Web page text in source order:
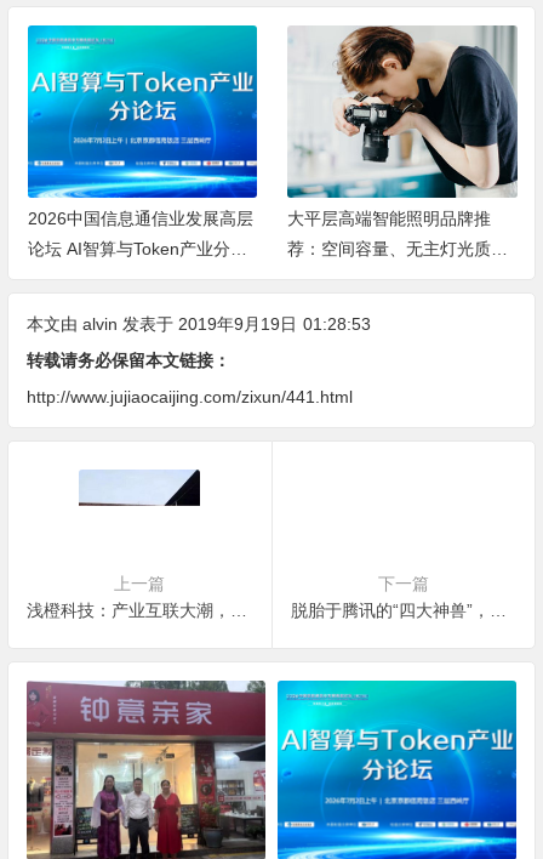
大平层高端智能照明品牌推
荐：空间容量、无主灯光质、
全屋定制、长期售后四个维度
2026高端智能照明品牌怎么
选？专业度、设计、稳定、服
务四大维度深度盘点
本文由 alvin 发表于 2019年9月19日 01:28:53
转载请务必保留本文链接：
http://www.jujiaocaijing.com/zixun/441.html
上一篇
下一篇